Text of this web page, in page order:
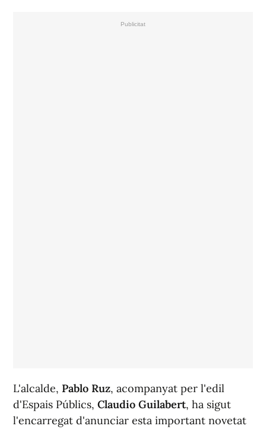
L'alcalde, Pablo Ruz, acompanyat per l'edil
d'Espais Públics, Claudio Guilabert, ha sigut
l'encarregat d'anunciar esta important novetat